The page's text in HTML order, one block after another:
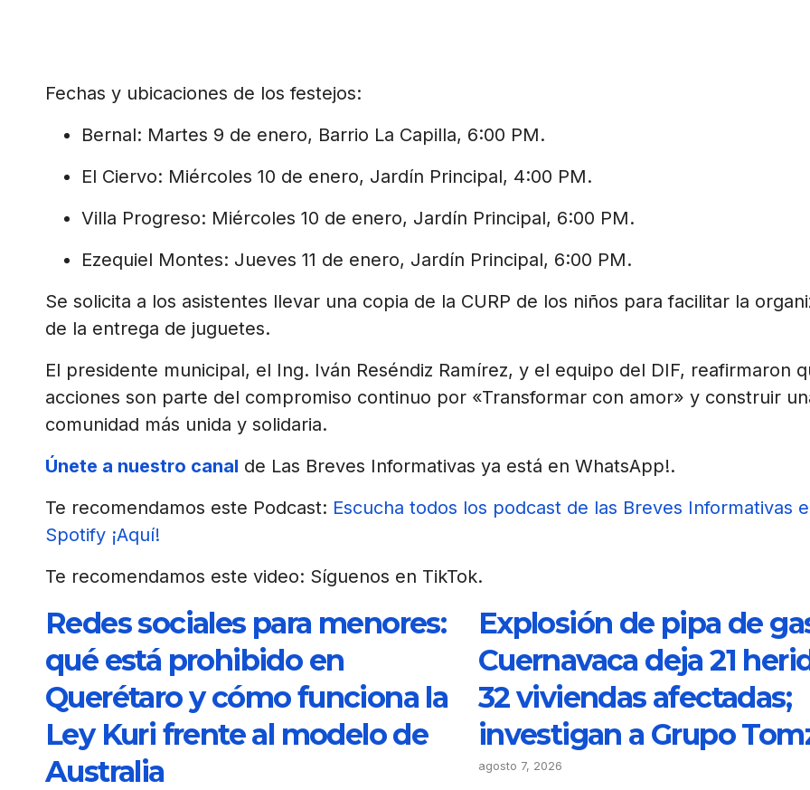
Fechas y ubicaciones de los festejos:
Bernal: Martes 9 de enero, Barrio La Capilla, 6:00 PM.
El Ciervo: Miércoles 10 de enero, Jardín Principal, 4:00 PM.
Villa Progreso: Miércoles 10 de enero, Jardín Principal, 6:00 PM.
Ezequiel Montes: Jueves 11 de enero, Jardín Principal, 6:00 PM.
Se solicita a los asistentes llevar una copia de la CURP de los niños para facilitar la
de la entrega de juguetes.
El presidente municipal, el Ing. Iván Reséndiz Ramírez, y el equipo del DIF, reafirmaron
acciones son parte del compromiso continuo por «Transformar con amor» y construir
comunidad más unida y solidaria.
Únete a nuestro canal de Las Breves Informativas ya está en WhatsApp!.
Te recomendamos este Podcast: Escucha todos los podcast de las Breves Informativas
Spotify ¡Aquí!
Te recomendamos este video: Síguenos en TikTok.
Redes sociales para menores:
qué está prohibido en
Querétaro y cómo funciona la
Ley Kuri frente al modelo de
Australia
Explosión de pipa de
Cuernavaca deja 21
32 viviendas afectadas;
investigan a Grupo
agosto 7, 2026